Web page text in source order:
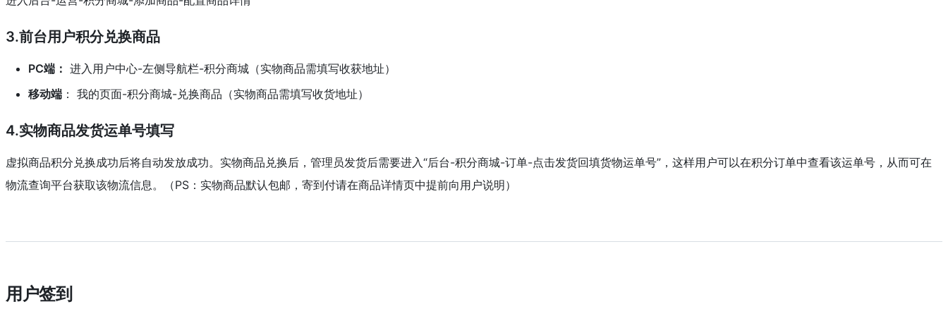
3.前台用户积分兑换商品
PC端： 进入用户中心-左侧导航栏-积分商城（实物商品需填写收获地址）
移动端 ： 我的页面-积分商城-兑换商品（实物商品需填写收货地址）
4.实物商品发货运单号填写
虚拟商品积分兑换成功后将自动发放成功。实物商品兑换后，管理员发货后需要进入“后台-积分商城-订单-点击发货回填货物运单号”，这样用户可以在积分订单中查看该运单号，从而可在
物流查询平台获取该物流信息。（PS：实物商品默认包邮，寄到付请在商品详情页中提前向用户说明）
用户签到